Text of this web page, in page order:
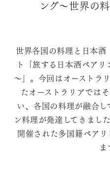
ング～世界の
世界各国の料理と日本酒
ト「旅する日本酒ペア
～」。今回はオーストラ
たオーストラリアでは
い、各国の料理が融合し
ン料理が発達してきまし
開催された多国籍ペアリ
ま